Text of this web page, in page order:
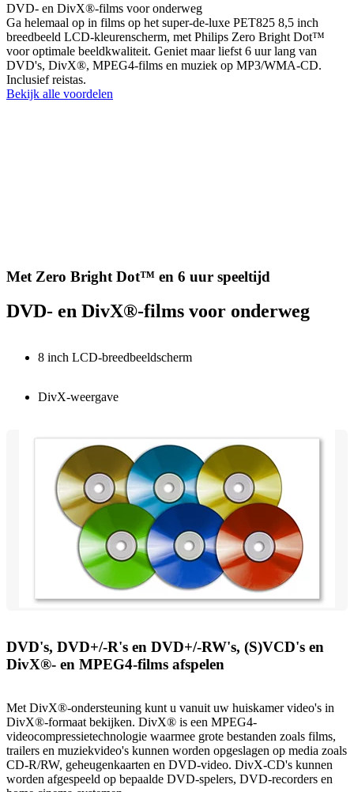
DVD- en DivX®-films voor onderweg
Ga helemaal op in films op het super-de-luxe PET825 8,5 inch
breedbeeld LCD-kleurenscherm, met Philips Zero Bright Dot™
voor optimale beeldkwaliteit. Geniet maar liefst 6 uur lang van
DVD's, DivX®, MPEG4-films en muziek op MP3/WMA-CD.
Inclusief reistas.
Bekijk alle voordelen
Met Zero Bright Dot™ en 6 uur speeltijd
DVD- en DivX®-films voor onderweg
8 inch LCD-breedbeeldscherm
DivX-weergave
DVD's, DVD+/-R's en DVD+/-RW's, (S)VCD's en
DivX®- en MPEG4-films afspelen
Met DivX®-ondersteuning kunt u vanuit uw huiskamer video's in
DivX®-formaat bekijken. DivX® is een MPEG4-
videocompressietechnologie waarmee grote bestanden zoals films,
trailers en muziekvideo's kunnen worden opgeslagen op media zoals
CD-R/RW, geheugenkaarten en DVD-video. DivX-CD's kunnen
worden afgespeeld op bepaalde DVD-spelers, DVD-recorders en